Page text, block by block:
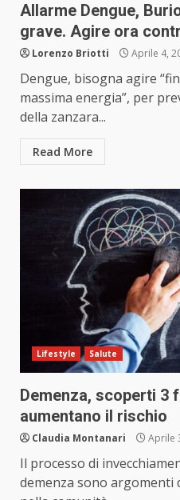
Allarme Dengue,
grave. Agire ora
Lorenzo Briotti Aprile 4,
Dengue, bisogna agire
massima energia”, per
della zanzara...
Read More
Lifestyle Salute
Demenza, scoperti 3
aumentano il rischio
Claudia Montanari Aprile
Il processo di
demenza sono argomenti